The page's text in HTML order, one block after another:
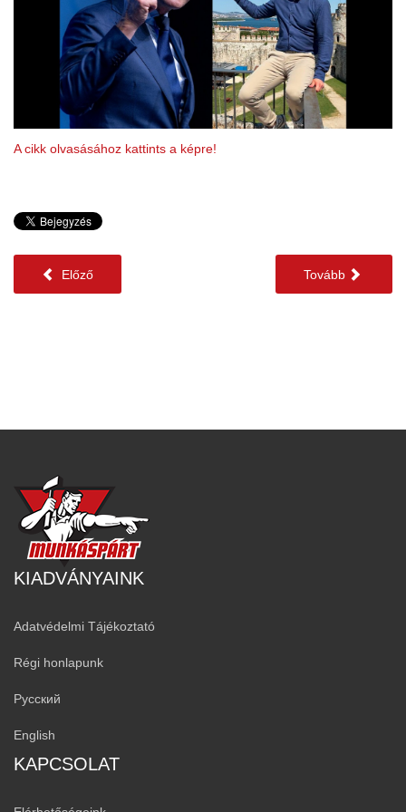
A cikk olvasásához kattints a képre!
Előző Tovább
KIADVÁNYAINK
Adatvédelmi Tájékoztató
Régi honlapunk
Русский
English
KAPCSOLAT